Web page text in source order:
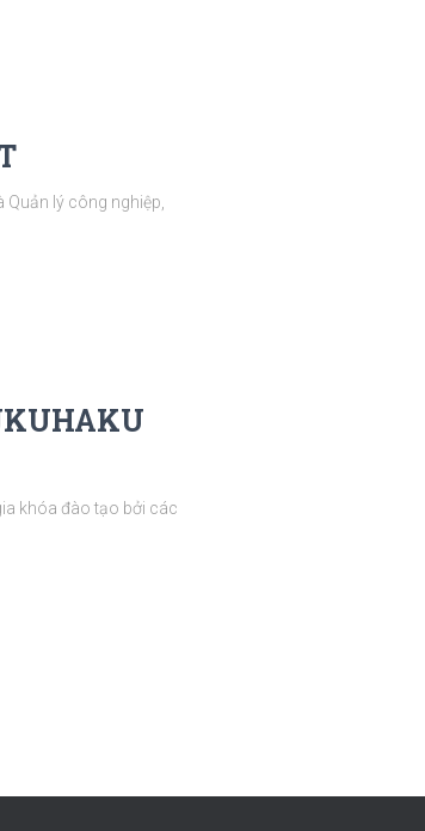
lý công nghiệp,
khóa đào tạo bởi các